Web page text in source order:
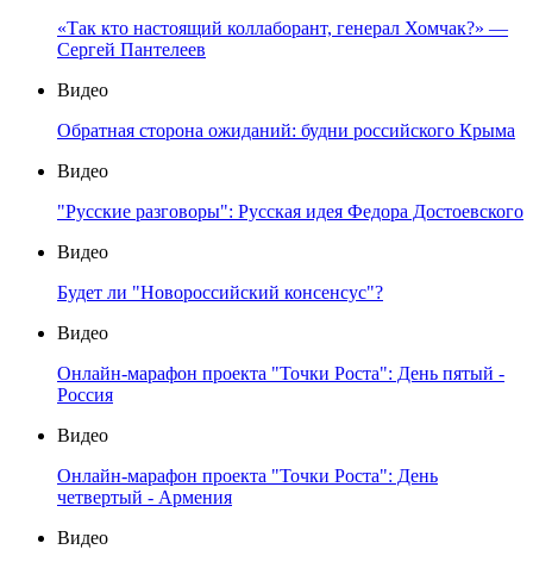
«Так кто настоящий коллаборант, генерал Хомчак?» —
Сергей Пантелеев
Видео
Обратная сторона ожиданий: будни российского Крыма
Видео
"Русские разговоры": Русская идея Федора Достоевского
Видео
Будет ли "Новороссийский консенсус"?
Видео
Онлайн-марафон проекта "Точки Роста": День пятый -
Россия
Видео
Онлайн-марафон проекта "Точки Роста": День
четвертый - Армения
Видео